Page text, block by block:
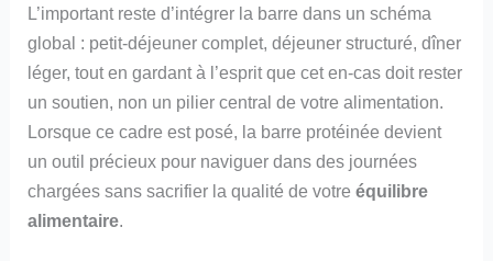
L’important reste d’intégrer la barre dans un schéma
global : petit-déjeuner complet, déjeuner structuré, dîner
léger, tout en gardant à l’esprit que cet en-cas doit rester
un soutien, non un pilier central de votre alimentation.
Lorsque ce cadre est posé, la barre protéinée devient
un outil précieux pour naviguer dans des journées
chargées sans sacrifier la qualité de votreéquilibre
alimentaire